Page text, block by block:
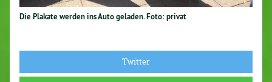
Die Plakate werden ins Auto geladen. Foto: privat
Twitter